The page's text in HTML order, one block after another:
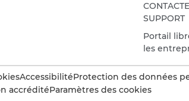
SUPPORT
Portail
les
AccessibilitéProtection des données
accréditéParamètres des cookies